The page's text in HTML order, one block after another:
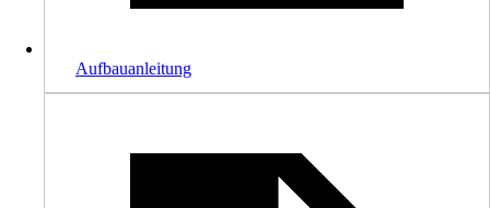
Aufbauanleitung